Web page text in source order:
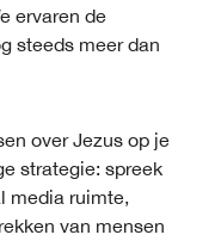
ervaren de
steeds meer dan
over Jezus op je
strategie: spreek
media ruimte,
van mensen